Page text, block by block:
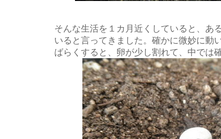
そんな生活を１カ月近くしていると、あ
いると言ってきました。確かに微妙に動
ばらくすると、卵が少し割れて、中では